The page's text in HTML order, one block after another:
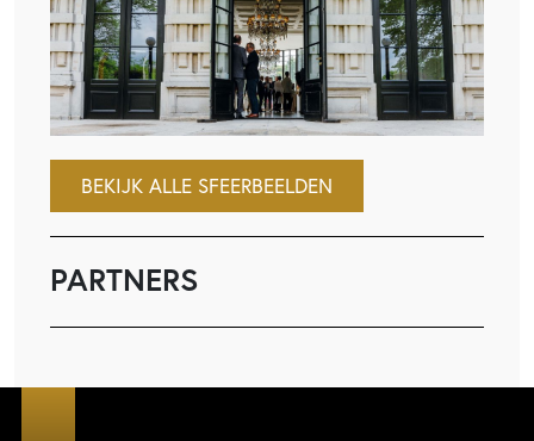
BEKIJK ALLE SFEERBEELDEN
PARTNERS